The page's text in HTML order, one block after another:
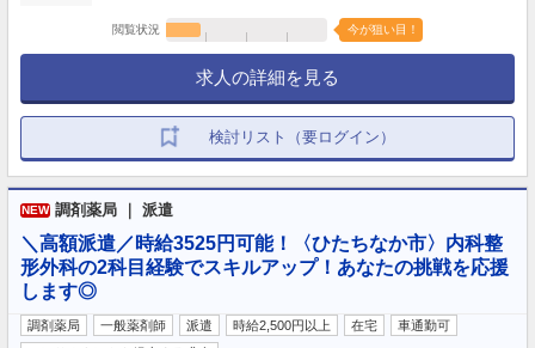
閲覧状況 今が狙い目！
求人の詳細を見る
検討リスト（要ログイン）
NEW 調剤薬局 ｜ 派遣
＼高額派遣／時給3525円可能！〈ひたちなか市〉内科整
形外科の2科目経験でスキルアップ！あなたの挑戦を応援
します◎
調剤薬局 一般薬剤師 派遣 時給2,500円以上 在宅
車通勤可